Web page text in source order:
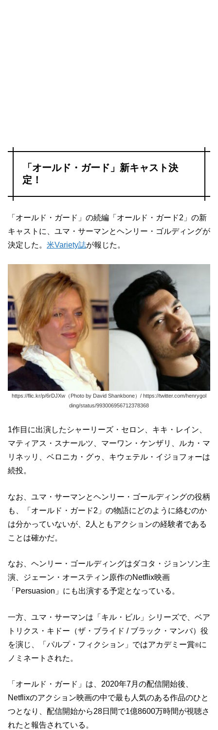
「オールド・ガード」新キャスト決
定！
「オールド・ガード」の続編「オールド・ガード2」の新
キャストに、ユマ・サーマンとヘンリー・ゴルディングが
決定した。 米Variety誌が報じた。
https://flic.kr/p/6rDJXw（Photo by David Shankbone）/ https://twitter.com/henrygol
ding/status/993006956712378368
1作目に出演したシャーリーズ・セロン、キキ・レイン、
マティアス・スナールツ、マーワン・ケンザリ、ルカ・マ
リネッリ、ベロニカ・グゥ、キウェテル・イジョフォーは
続投。
なお、ユマ・サーマンとヘンリー・ゴールディングの役柄
も、「オールド・ガード2」の物語にどのように絡むのか
は分かっていないが、2人ともアクションの経験者である
ことは確かだ。
なお、ヘンリー・ゴールディングはダコタ・ジョンソン主
演、ジェーン・オースティン原作のNetflix映画
「Persuasion」にも出演する予定となっている。
一方、ユマ・サーマンは「キル・ビル」シリーズで、ベア
トリクス・キドー（ザ・ブライド / ブラック・マンバ）役
を演じ、「パルプ・フィクション」ではアカデミー賞®に
ノミネートされた。
「オールド・ガード」は、2020年7月の配信開始後、
Netflixのアクション映画の中で最も人気のある作品のひと
つとなり、配信開始から28日間で1億8600万時間が視聴さ
れたと報告されている。